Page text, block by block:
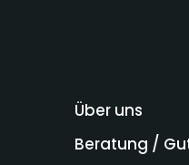
Über uns
Beratung /